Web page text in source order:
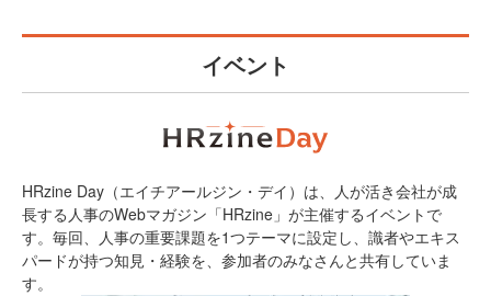
イベント
HRzine Day（エイチアールジン・デイ）は、人が活き会社が成
長する人事のWebマガジン「HRzine」が主催するイベントで
す。毎回、人事の重要課題を1つテーマに設定し、識者やエキス
パードが持つ知見・経験を、参加者のみなさんと共有していま
す。